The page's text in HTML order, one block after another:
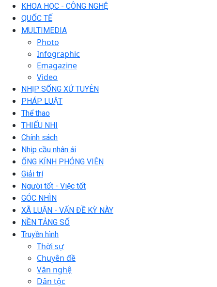
KHOA HỌC - CÔNG NGHỆ
QUỐC TẾ
MULTIMEDIA
Photo
Infographic
Emagazine
Video
NHỊP SỐNG XỨ TUYÊN
PHÁP LUẬT
Thể thao
THIẾU NHI
Chính sách
Nhịp cầu nhân ái
ỐNG KÍNH PHÓNG VIÊN
Giải trí
Người tốt - Việc tốt
GÓC NHÌN
XÃ LUẬN - VẤN ĐỀ KỲ NÀY
NỀN TẢNG SỐ
Truyền hình
Thời sự
Chuyên đề
Văn nghệ
Dân tộc